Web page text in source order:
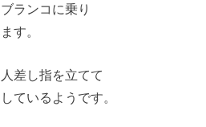
ランコに乗り
す。
差し指を立てて
ているようです。